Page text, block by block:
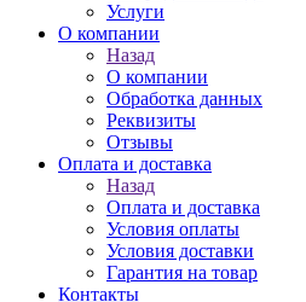
Услуги
О компании
Назад
О компании
Обработка данных
Реквизиты
Отзывы
Оплата и доставка
Назад
Оплата и доставка
Условия оплаты
Условия доставки
Гарантия на товар
Контакты